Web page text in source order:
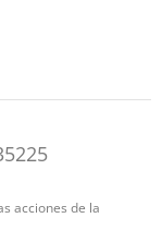
acciones de la